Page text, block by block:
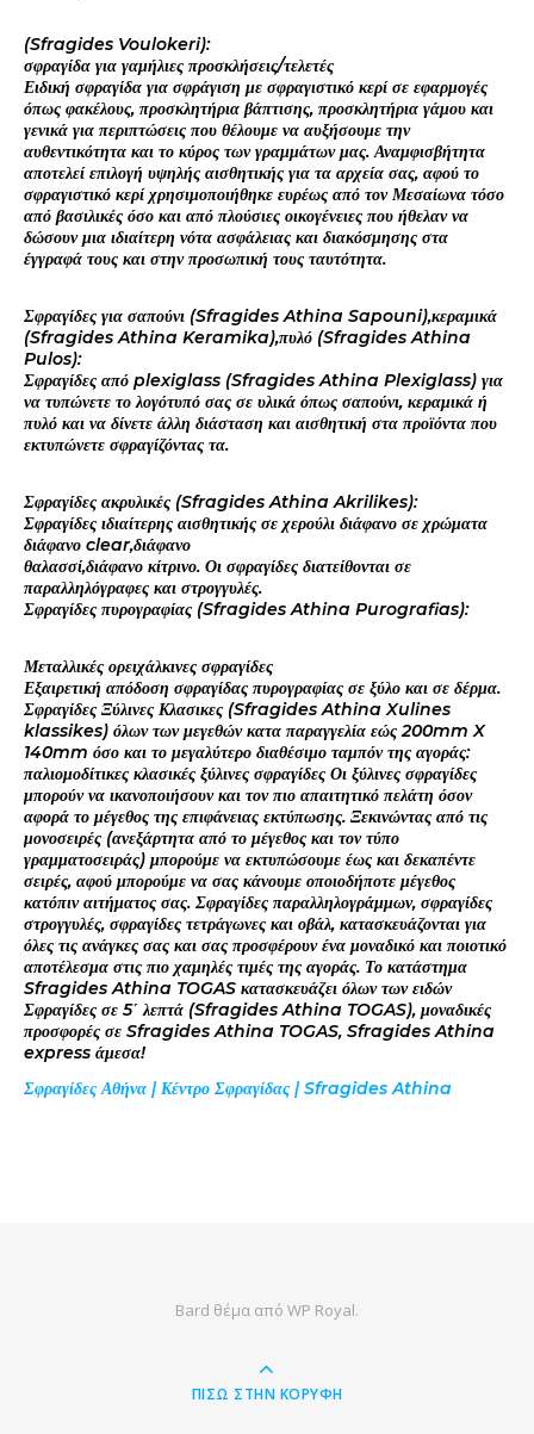
(Sfragides Voulokeri):
σφραγίδα για γαμήλιες προσκλήσεις/τελετές
Ειδική σφραγίδα για σφράγιση με σφραγιστικό κερί σε εφαρμογές
όπως φακέλους, προσκλητήρια βάπτισης, προσκλητήρια γάμου και
γενικά για περιπτώσεις που θέλουμε να αυξήσουμε την
αυθεντικότητα και το κύρος των γραμμάτων μας. Αναμφισβήτητα
αποτελεί επιλογή υψηλής αισθητικής για τα αρχεία σας, αφού το
σφραγιστικό κερί χρησιμοποιήθηκε ευρέως από τον Μεσαίωνα τόσο
από βασιλικές όσο και από πλούσιες οικογένειες που ήθελαν να
δώσουν μια ιδιαίτερη νότα ασφάλειας και διακόσμησης στα
έγγραφά τους και στην προσωπική τους ταυτότητα.
Σφραγίδες για σαπούνι (Sfragides Athina Sapouni),κεραμικά
(Sfragides Athina Keramika),πυλό (Sfragides Athina
Pulos):
Σφραγίδες από plexiglass (Sfragides Athina Plexiglass) για
να τυπώνετε το λογότυπό σας σε υλικά όπως σαπούνι, κεραμικά ή
πυλό και να δίνετε άλλη διάσταση και αισθητική στα προϊόντα που
εκτυπώνετε σφραγίζόντας τα.
Σφραγίδες ακρυλικές (Sfragides Athina Akrilikes):
Σφραγίδες ιδιαίτερης αισθητικής σε χερούλι διάφανο σε χρώματα
διάφανο clear,διάφανο
θαλασσί,διάφανο κίτρινο. Οι σφραγίδες διατείθονται σε
παραλληλόγραφες και στρογγυλές.
Σφραγίδες πυρογραφίας (Sfragides Athina Purografias):
Μεταλλικές ορειχάλκινες σφραγίδες
Εξαιρετική απόδοση σφραγίδας πυρογραφίας σε ξύλο και σε δέρμα.
Σφραγίδες Ξύλινες Κλασικες (Sfragides Athina Xulines
klassikes) όλων των μεγεθών κατα παραγγελία εώς 200mm X
140mm όσο και το μεγαλύτερο διαθέσιμο ταμπόν της αγοράς:
παλιομοδίτικες κλασικές ξύλινες σφραγίδες Οι ξύλινες σφραγίδες
μπορούν να ικανοποιήσουν και τον πιο απαιτητικό πελάτη όσον
αφορά το μέγεθος της επιφάνειας εκτύπωσης. Ξεκινώντας από τις
μονοσειρές (ανεξάρτητα από το μέγεθος και τον τύπο
γραμματοσειράς) μπορούμε να εκτυπώσουμε έως και δεκαπέντε
σειρές, αφού μπορούμε να σας κάνουμε οποιοδήποτε μέγεθος
κατόπιν αιτήματος σας. Σφραγίδες παραλληλογράμμων, σφραγίδες
στρογγυλές, σφραγίδες τετράγωνες και οβάλ, κατασκευάζονται για
όλες τις ανάγκες σας και σας προσφέρουν ένα μοναδικό και ποιοτικό
αποτέλεσμα στις πιο χαμηλές τιμές της αγοράς. Το κατάστημα
Sfragides Athina TOGAS κατασκευάζει όλων των ειδών
Σφραγίδες σε 5΄ λεπτά (Sfragides Athina TOGAS), μοναδικές
προσφορές σε Sfragides Athina TOGAS, Sfragides Athina
express άμεσα!
Σφραγίδες Αθήνα | Κέντρο Σφραγίδας | Sfragides Athina
Bard θέμα από WP Royal.
ΠΊΣΩ ΣΤΗΝ ΚΟΡΥΦΉ